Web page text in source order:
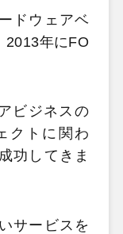
ドウェアベ
2013年にFO
ビジネスの
クトに関わ
功してきま
サービスを